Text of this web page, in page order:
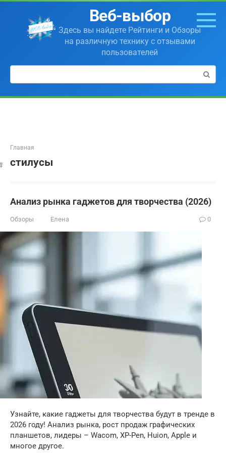
Перейти
контенту
Веб-выбор
Здесь вы найдете Рейтинги и Обзоры
на различную технику с отзывами
пользователей
Поиск:
Главная
стилусы
Анализ рынка гаджетов для творчества (2026)
Обзоры Елена 0
Узнайте, какие гаджеты для творчества будут в тренде в
2026 году! Анализ рынка, рост продаж графических
планшетов, лидеры – Wacom, XP-Pen, Huion, Apple и
многое другое.